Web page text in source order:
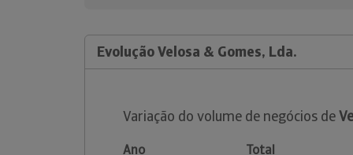
Evolução Velosa & Gomes, Lda.
Variação do volume de negócios de
Ano Total